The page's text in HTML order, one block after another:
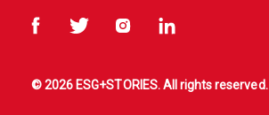
© 2026 ESG+STORIES. All rights reserved.